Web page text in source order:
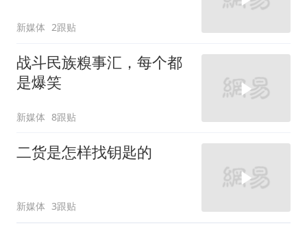
新媒体 2跟贴
战斗民族糗事汇，每个都
是爆笑
新媒体 8跟贴
二货是怎样找钥匙的
新媒体 3跟贴